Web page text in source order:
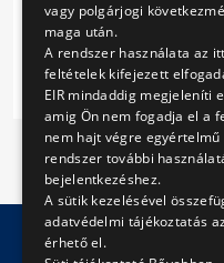
Előző
vagy polgárjogi
maga után.
A rendszer használata az
feltételek kifejezett
EIR mindaddig megjeleníti
amig Ön nem fogadja el a
nem hajt végre egyértelmű
rendszer további
bejelentkezéshez.
A sütik kezelésével
adatvédelmi tájékoztatás
érhető el.